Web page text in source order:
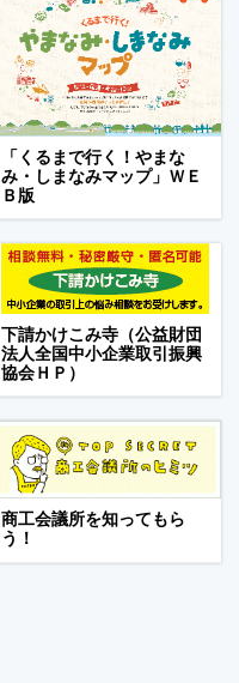
「くるまで行く！やまな
み・しまなみマップ」ＷＥ
Ｂ版
下請かけこみ寺（公益財団
法人全国中小企業取引振興
協会ＨＰ）
商工会議所を知ってもら
う！